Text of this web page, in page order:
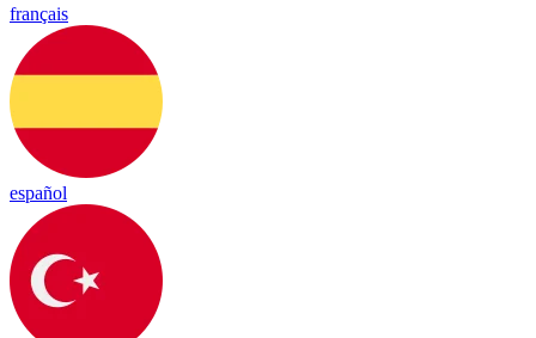
français
español